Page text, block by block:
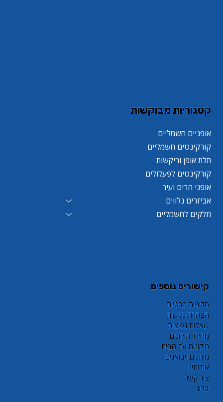
קישורים נוספים
מדיניות פרטיות
הצהרת נגישות
שאלות נפוצות
מחירון תיקונים
תיקונים עד הבית
מותגים ויבואנים
אודותינו
צור קשר
בלוג
קטגוריות מבוקשות
אופניים חשמליים
קורקינטים חשמליים
תלת אופן וריקשות
קורקינטים לפעלולים
אופני הרים ועיר
אביזרים נלווים
חלקים לחשמליים